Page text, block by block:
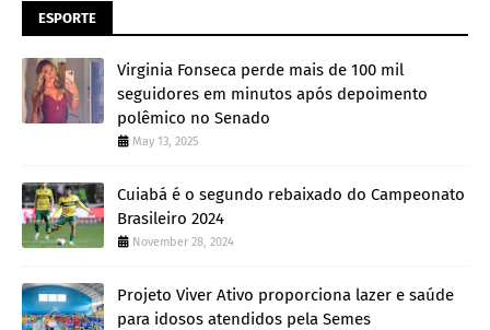
ESPORTE
Virginia Fonseca perde mais de 100 mil
seguidores em minutos após depoimento
polêmico no Senado
May 13, 2025
Cuiabá é o segundo rebaixado do Campeonato
Brasileiro 2024
November 28, 2024
Projeto Viver Ativo proporciona lazer e saúde
para idosos atendidos pela Semes